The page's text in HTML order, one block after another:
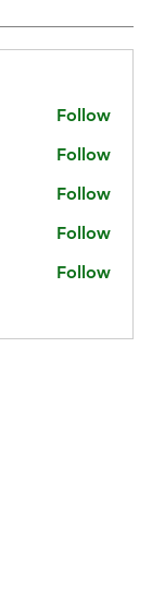
Follow
Follow
Follow
Follow
Follow